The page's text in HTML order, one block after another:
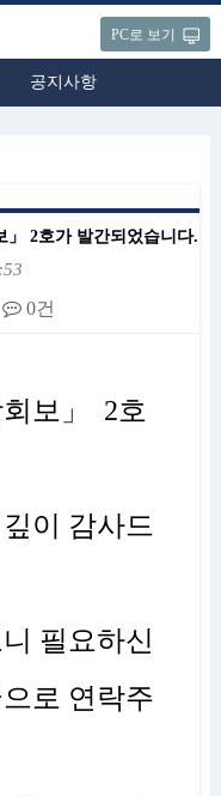
PC로 보기
공지사항
2호가 발간되었습니다.
0건
보」 2호
이 감사드
필요하신
로 연락주